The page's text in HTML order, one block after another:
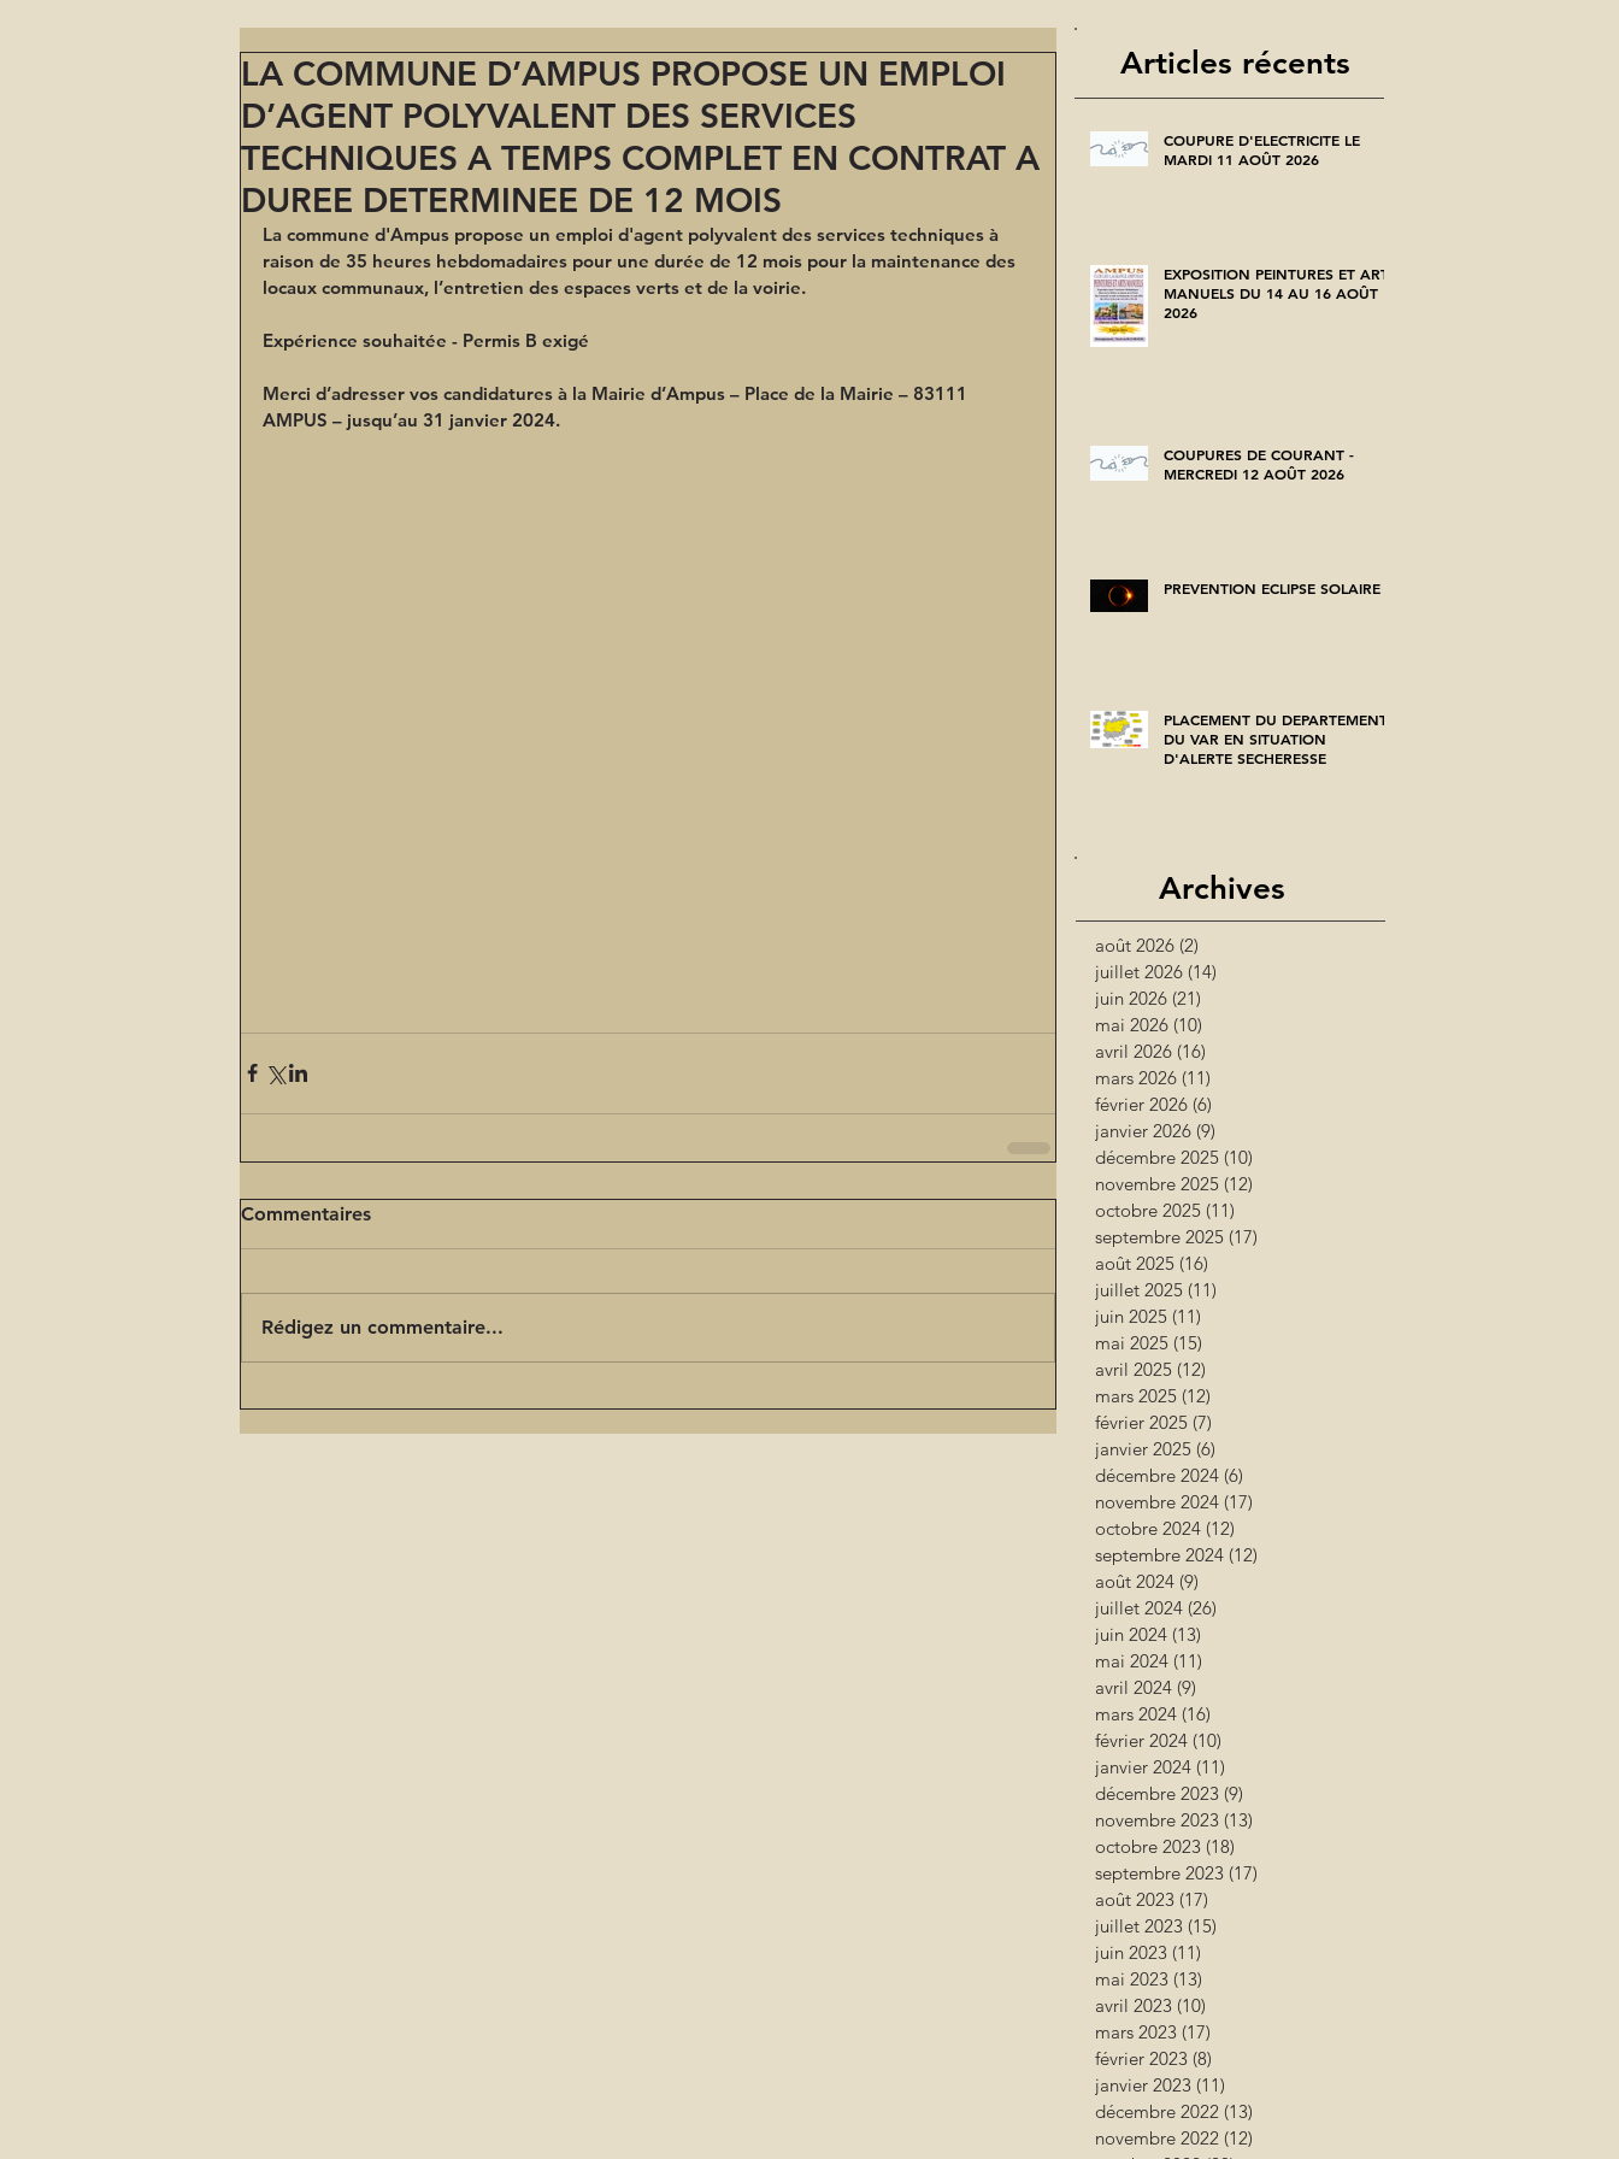
LA COMMUNE D’AMPUS PROPOSE UN EMPLOI
D’AGENT POLYVALENT DES SERVICES
TECHNIQUES A TEMPS COMPLET EN CONTRAT A
DUREE DETERMINEE DE 12 MOIS
La commune d'Ampus propose un emploi d'agent polyvalent des services techniques à
raison de 35 heures hebdomadaires pour une durée de 12 mois pour la maintenance des
locaux communaux, l’entretien des espaces verts et de la voirie.
Expérience souhaitée - Permis B exigé
Merci d’adresser vos candidatures à la Mairie d’Ampus – Place de la Mairie – 83111
AMPUS – jusqu’au 31 janvier 2024.
Commentaires
Rédigez un commentaire...
Articles récents
COUPURE D'ELECTRICITE LE
MARDI 11 AOÛT 2026
EXPOSITION PEINTURES ET ARTS
MANUELS DU 14 AU 16 AOÛT
2026
COUPURES DE COURANT -
MERCREDI 12 AOÛT 2026
PREVENTION ECLIPSE SOLAIRE
PLACEMENT DU DEPARTEMENT
DU VAR EN SITUATION
D'ALERTE SECHERESSE
Archives
août 2026 (2)
juillet 2026 (14)
juin 2026 (21)
mai 2026 (10)
avril 2026 (16)
mars 2026 (11)
février 2026 (6)
janvier 2026 (9)
décembre 2025 (10)
novembre 2025 (12)
octobre 2025 (11)
septembre 2025 (17)
août 2025 (16)
juillet 2025 (11)
juin 2025 (11)
mai 2025 (15)
avril 2025 (12)
mars 2025 (12)
février 2025 (7)
janvier 2025 (6)
décembre 2024 (6)
novembre 2024 (17)
octobre 2024 (12)
septembre 2024 (12)
août 2024 (9)
juillet 2024 (26)
juin 2024 (13)
mai 2024 (11)
avril 2024 (9)
mars 2024 (16)
février 2024 (10)
janvier 2024 (11)
décembre 2023 (9)
novembre 2023 (13)
octobre 2023 (18)
septembre 2023 (17)
août 2023 (17)
juillet 2023 (15)
juin 2023 (11)
mai 2023 (13)
avril 2023 (10)
mars 2023 (17)
février 2023 (8)
janvier 2023 (11)
décembre 2022 (13)
novembre 2022 (12)